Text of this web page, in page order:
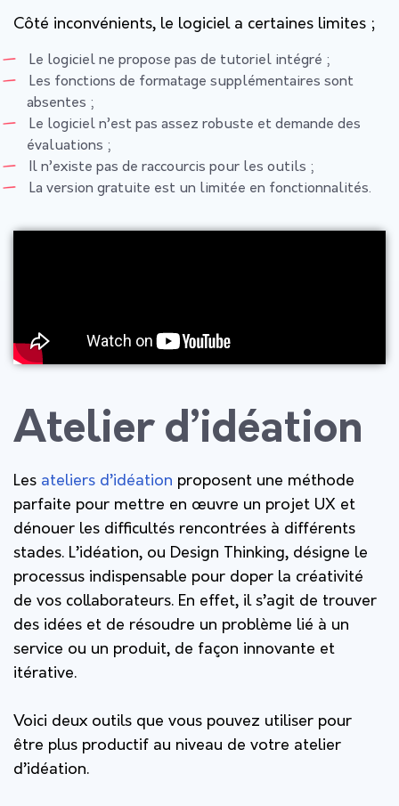
Côté inconvénients, le logiciel a certaines limites ;
Le logiciel ne propose pas de tutoriel intégré ;
Les fonctions de formatage supplémentaires sont
absentes ;
Le logiciel n’est pas assez robuste et demande des
évaluations ;
Il n’existe pas de raccourcis pour les outils ;
La version gratuite est un limitée en fonctionnalités.
Atelier d’idéation
Les ateliers d’idéation proposent une méthode
parfaite pour mettre en œuvre un projet UX et
dénouer les difficultés rencontrées à différents
stades. L’idéation, ou Design Thinking, désigne le
processus indispensable pour doper la créativité
de vos collaborateurs. En effet, il s’agit de trouver
des idées et de résoudre un problème lié à un
service ou un produit, de façon innovante et
itérative.
Voici deux outils que vous pouvez utiliser pour
être plus productif au niveau de votre atelier
d’idéation.